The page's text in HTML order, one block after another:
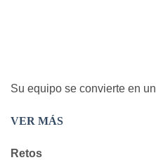
Su equipo se convierte en
VER MÁS
Retos